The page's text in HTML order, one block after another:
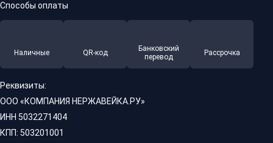
Способы оплаты
Наличные QR-код
Банковский
перевод
Рассрочка
Реквизиты:
ООО «КОМПАНИЯ НЕРЖАВЕЙКА.РУ»
ИНН 5032271404
КПП: 503201001